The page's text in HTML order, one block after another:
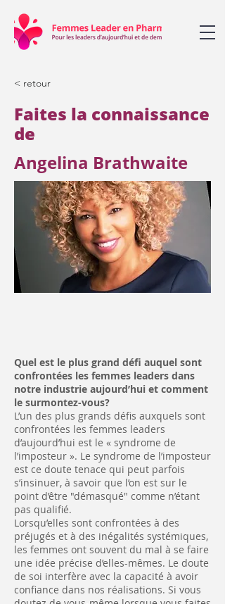
< retour
Faites la connaissance
de
Angelina Brathwaite
Quel est le plus grand défi auquel sont
confrontées les femmes leaders dans
notre industrie aujourd’hui et comment
le surmontez-vous?
L’un des plus grands défis auxquels sont
confrontées les femmes leaders
d’aujourd’hui est le « syndrome de
l’imposteur ». Le syndrome de l’imposteur
est ce doute tenace qui peut parfois
s’insinuer, à savoir que l’on est sur le
point d’être "démasqué" comme n’étant
pas qualifié.
Lorsqu’elles sont confrontées à des
préjugés et à des inégalités systémiques,
les femmes ont souvent du mal à se faire
une idée précise d’elles-mêmes. Le doute
de soi interfère avec la capacité à avoir
confiance dans nos réalisations. Si vous